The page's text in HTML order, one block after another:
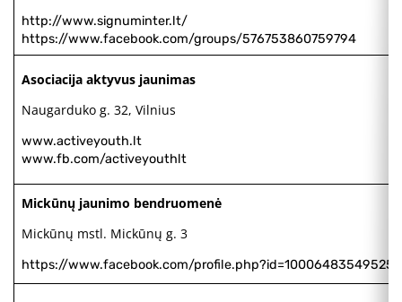
http://www.signuminter.lt/
https://www.facebook.com/groups/576753860759794
Asociacija aktyvus jaunimas
Naugarduko g. 32, Vilnius
www.activeyouth.lt
www.fb.com/activeyouthlt
Mickūnų jaunimo bendruomenė
Mickūnų mstl. Mickūnų g. 3
https://www.facebook.com/profile.php?id=100064835495253